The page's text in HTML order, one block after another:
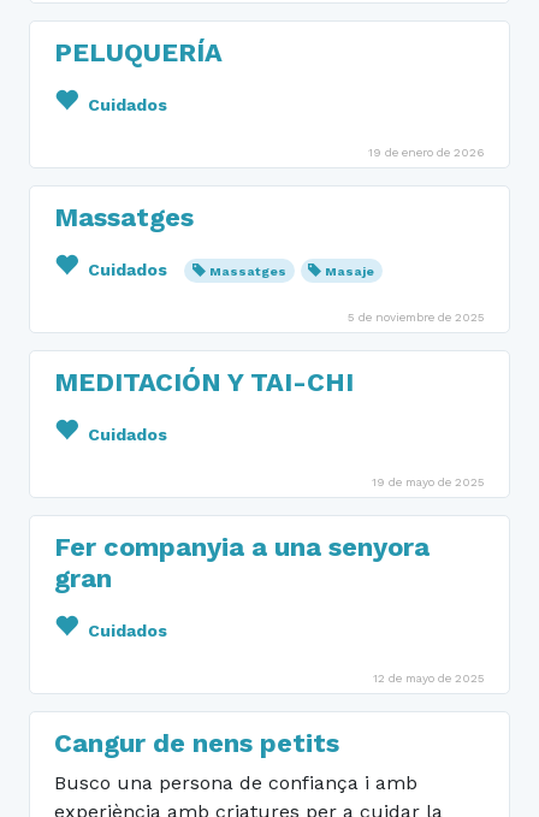
PELUQUERÍA
Cuidados
19 de enero de 2026
Massatges
Cuidados Massatges Masaje
5 de noviembre de 2025
MEDITACIÓN Y TAI-CHI
Cuidados
19 de mayo de 2025
Fer companyia a una senyora
gran
Cuidados
12 de mayo de 2025
Cangur de nens petits
Busco una persona de confiança i amb
experiència amb criatures per a cuidar la